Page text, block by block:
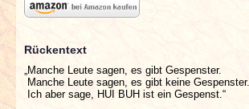
Rückentext
„Manche Leute sagen, es gibt Gespenster.
Manche Leute sagen, es gibt keine Gespenster.
Ich aber sage, HUI BUH ist ein Gespenst.“